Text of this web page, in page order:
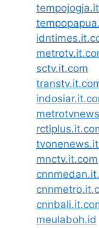
sctv.it.com
mnctv.it.com
meulaboh.id